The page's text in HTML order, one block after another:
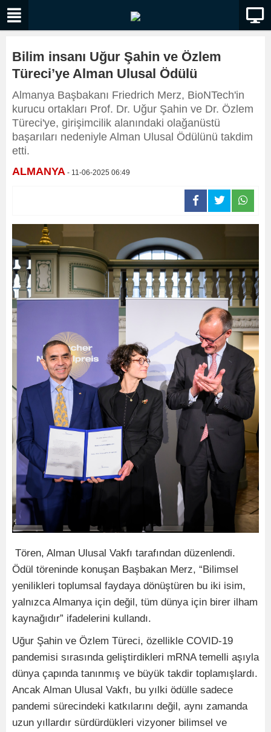
Bilim insanı Uğur Şahin ve Özlem
Türeci’ye Alman Ulusal Ödülü
Almanya Başbakanı Friedrich Merz, BioNTech'in
kurucu ortakları Prof. Dr. Uğur Şahin ve Dr. Özlem
Türeci'ye, girişimcilik alanındaki olağanüstü
başarıları nedeniyle Alman Ulusal Ödülünü takdim
etti.
ALMANYA - 11-06-2025 06:49
Tören, Alman Ulusal Vakfı tarafından düzenlendi.
Ödül töreninde konuşan Başbakan Merz, “Bilimsel
yenilikleri toplumsal faydaya dönüştüren bu iki isim,
yalnızca Almanya için değil, tüm dünya için birer ilham
kaynağıdır” ifadelerini kullandı.
Uğur Şahin ve Özlem Türeci, özellikle COVID-19
pandemisi sırasında geliştirdikleri mRNA temelli aşıyla
dünya çapında tanınmış ve büyük takdir toplamışlardı.
Ancak Alman Ulusal Vakfı, bu yılki ödülle sadece
pandemi sürecindeki katkılarını değil, aynı zamanda
uzun yıllardır sürdürdükleri vizyoner bilimsel ve